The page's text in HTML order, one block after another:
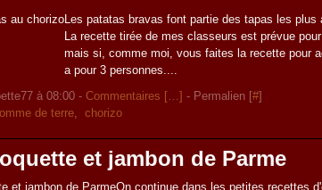
Les patatas bravas font partie des tapas les plus
La recette tirée de mes classeurs est prévue
mais si, comme moi, vous faites la recette pour
a pour 3 personnes....
à 08:00 -Commentaires […] - Permalien [#]
de terre,chorizo
et jambon de Parme
On continue dans les petites recettes